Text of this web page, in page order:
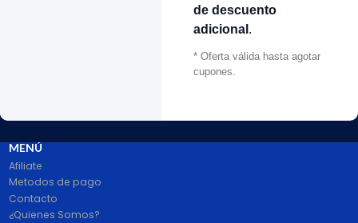
de descuento
adicional .
* Oferta válida hasta agotar
cupones.
# 1 en Repuestos Electrodomésticos En Colombia.
MENÚ
Afiliate
Metodos de pago
Contacto
¿Quienes Somos?